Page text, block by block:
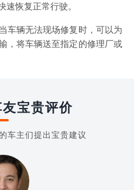
恢复正常行驶。
车辆无法现场修复时，可以为
，将车辆送至指定的修理厂或
宝贵评价
车主们提出宝贵建议